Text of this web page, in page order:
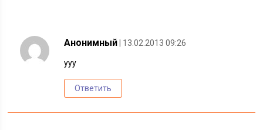
Анонимный | 13.02.2013 09:26
ууу
Ответить